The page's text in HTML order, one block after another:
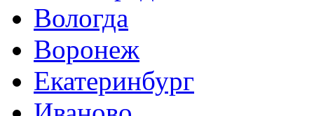
Вологда
Воронеж
Екатеринбург